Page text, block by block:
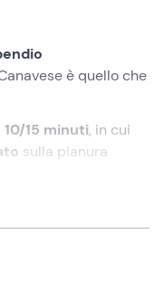
è quello che
10/15 minuti, in cui
sulla pianura
a terra lo
esperienza e